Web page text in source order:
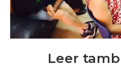
Leer